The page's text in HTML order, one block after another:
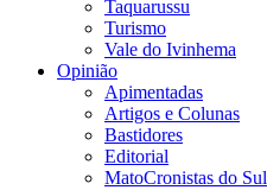
Taquarussu
Turismo
Vale do Ivinhema
Opinião
Apimentadas
Artigos e Colunas
Bastidores
Editorial
MatoCronistas do Sul